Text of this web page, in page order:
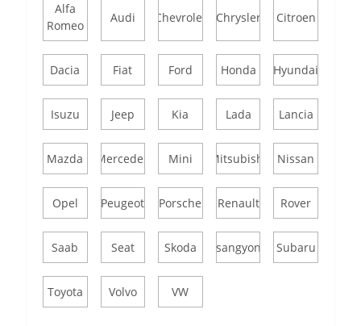
Alfa
Romeo
Audi Chevrolet Chrysler Citroen
Dacia Fiat Ford Honda Hyundai
Isuzu Jeep Kia Lada Lancia
Mazda Mercedes Mini Mitsubishi Nissan
Opel Peugeot Porsche Renault Rover
Saab Seat Skoda Ssangyong Subaru
Toyota Volvo VW